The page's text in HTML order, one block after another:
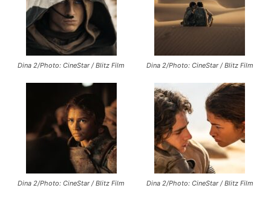
Dina 2/Photo: CineStar / Blitz Film Dina 2/Photo: CineStar / Blitz Film
Dina 2/Photo: CineStar / Blitz Film Dina 2/Photo: CineStar / Blitz Film